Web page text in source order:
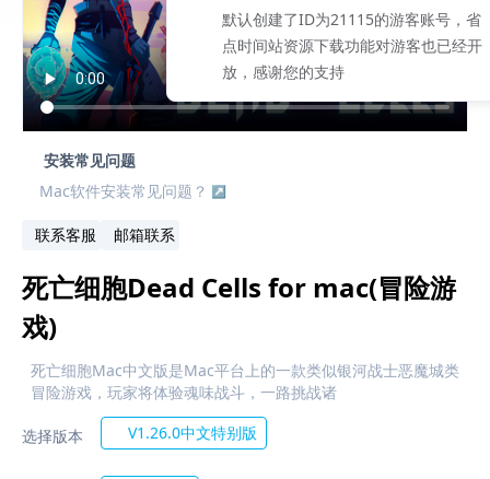
安装常见问题
Mac软件安装常见问题？
联系客服 邮箱联系
死亡细胞Dead Cells for mac(冒险游
戏)
死亡细胞Mac中文版是Mac平台上的一款类似银河战士恶魔城类
冒险游戏，玩家将体验魂味战斗，一路挑战诸
选择版本 V1.26.0中文特别版
默认创建了ID为21115的游客账号，省
点时间站资源下载功能对游客也已经开
放，感谢您的支持